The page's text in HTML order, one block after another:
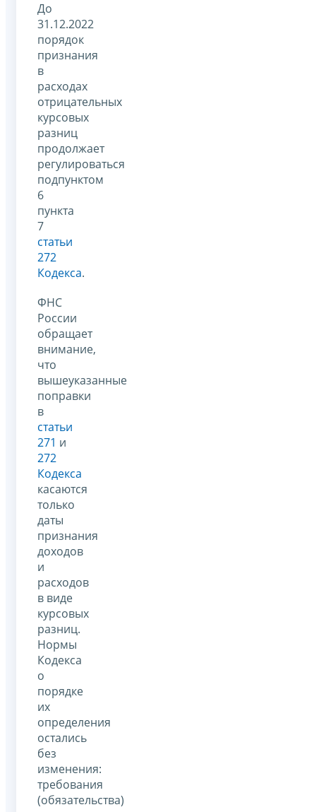
До
31.12.2022
порядок
признания
в
расходах
отрицательных
курсовых
разниц
продолжает
регулироваться
подпунктом
6
пункта
7
статьи
272
Кодекса.
ФНС
России
обращает
внимание,
что
вышеуказанные
поправки
в
статьи
271 и
272
Кодекса
касаются
только
даты
признания
доходов
и
расходов
в виде
курсовых
разниц.
Нормы
Кодекса
о
порядке
их
определения
остались
без
изменения:
требования
(обязательства)